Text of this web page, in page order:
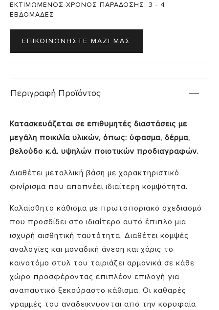
ΕΚΤΙΜΩΜΕΝΟΣ ΧΡΟΝΟΣ ΠΑΡΑΔΟΣΗΣ: 3 - 4
ΕΒΔΟΜΑΔΕΣ
ΕΠΙΚΟΙΝΩΝΗΣΤΕ ΜΑΖΙ ΜΑΣ
Περιγραφή Προϊόντος
Κατασκευάζεται σε επιθυμητές διαστάσεις με
μεγάλη ποικιλία υλικών, όπως: ύφασμα, δέρμα,
βελούδο κ.ά. υψηλών ποιοτικών προδιαγραφών.
Διαθέτει μεταλλική βάση με χαρακτηριστικό
φινίρισμα που αποπνέει ιδιαίτερη κομψότητα.
Καλαίσθητο κάθισμα με πρωτοποριακό σχεδιασμό
που προσδίδει στο ιδιαίτερο αυτό έπιπλο μια
ισχυρή αισθητική ταυτότητα. Διαθέτει κομψές
αναλογίες και μοναδική άνεση και χάρις το
καινοτόμο στυλ του ταιριάζει αρμονικά σε κάθε
χώρο προσφέροντας επιπλέον επιλογή για
αναπαυτικό ξεκούραστο κάθισμα. Οι καθαρές
γραμμές του αναδεικνύονται από την κορυφαία